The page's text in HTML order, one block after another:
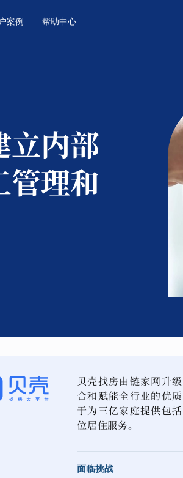
案例 帮助中心
立内部
管理和
贝壳找房由链家网升
合和赋能全行业的优
于为三亿家庭提供包
位居住服务。
面临挑战